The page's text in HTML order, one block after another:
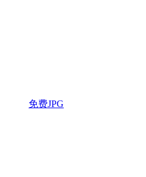
免费JPG